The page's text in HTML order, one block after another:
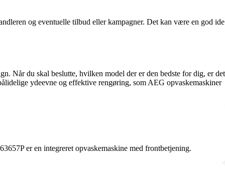
og eventuelle tilbud eller kampagner. Det kan være en god ide
Når du skal beslutte, hvilken model der er den bedste for dig, er det
ydeevne og effektive rengøring, som AEG opvaskemaskiner
er en integreret opvaskemaskine med frontbetjening.